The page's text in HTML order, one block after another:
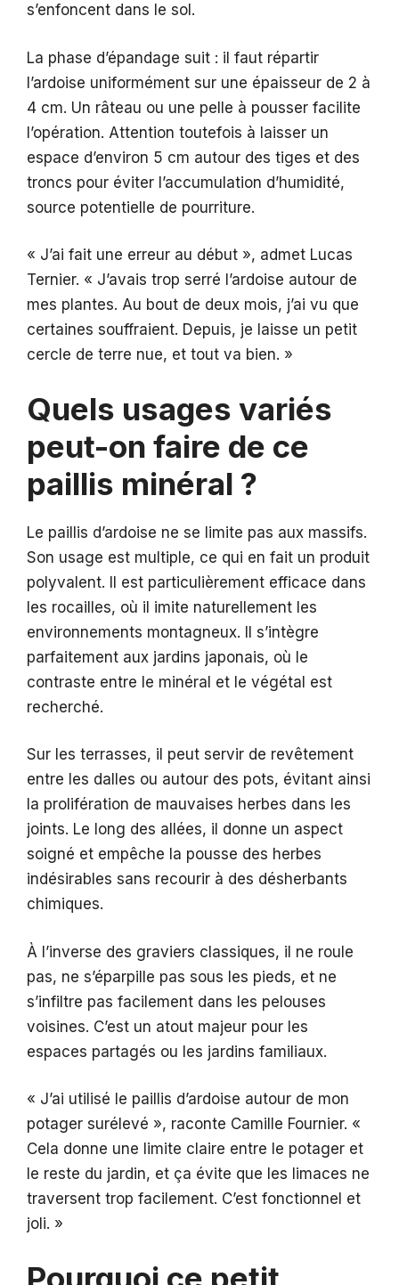
s’enfoncent dans le sol.
La phase d’épandage suit : il faut répartir
l’ardoise uniformément sur une épaisseur de 2 à
4 cm. Un râteau ou une pelle à pousser facilite
l’opération. Attention toutefois à laisser un
espace d’environ 5 cm autour des tiges et des
troncs pour éviter l’accumulation d’humidité,
source potentielle de pourriture.
« J’ai fait une erreur au début », admet Lucas
Ternier. « J’avais trop serré l’ardoise autour de
mes plantes. Au bout de deux mois, j’ai vu que
certaines souffraient. Depuis, je laisse un petit
cercle de terre nue, et tout va bien. »
Quels usages variés
peut-on faire de ce
paillis minéral ?
Le paillis d’ardoise ne se limite pas aux massifs.
Son usage est multiple, ce qui en fait un produit
polyvalent. Il est particulièrement efficace dans
les rocailles, où il imite naturellement les
environnements montagneux. Il s’intègre
parfaitement aux jardins japonais, où le
contraste entre le minéral et le végétal est
recherché.
Sur les terrasses, il peut servir de revêtement
entre les dalles ou autour des pots, évitant ainsi
la prolifération de mauvaises herbes dans les
joints. Le long des allées, il donne un aspect
soigné et empêche la pousse des herbes
indésirables sans recourir à des désherbants
chimiques.
À l’inverse des graviers classiques, il ne roule
pas, ne s’éparpille pas sous les pieds, et ne
s’infiltre pas facilement dans les pelouses
voisines. C’est un atout majeur pour les
espaces partagés ou les jardins familiaux.
« J’ai utilisé le paillis d’ardoise autour de mon
potager surélevé », raconte Camille Fournier. «
Cela donne une limite claire entre le potager et
le reste du jardin, et ça évite que les limaces ne
traversent trop facilement. C’est fonctionnel et
joli. »